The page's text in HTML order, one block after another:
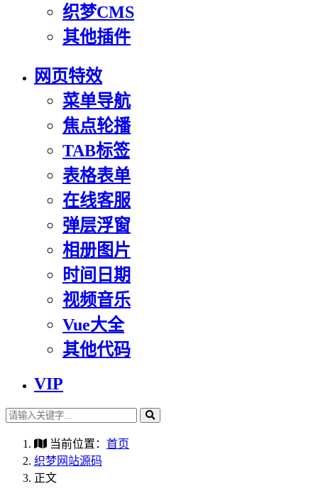
织梦CMS
其他插件
网页特效
菜单导航
焦点轮播
TAB标签
表格表单
在线客服
弹层浮窗
相册图片
时间日期
视频音乐
Vue大全
其他代码
VIP
当前位置： 首页
织梦网站源码
正文